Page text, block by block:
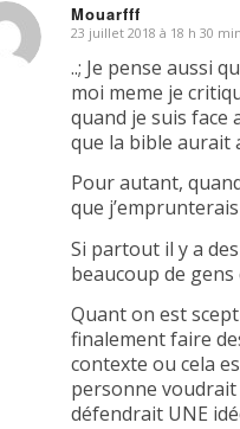
Mouarfff
dit
23 juillet 2018 à 18 h 30 min
..; Je pense aussi
moi meme je
quand je suis face
que la bible aurait
Pour autant,
que
Si partout il y a
beaucoup de
Quant on est
finalement faire
contexte ou cela
personne voudrait
défendrait UNE